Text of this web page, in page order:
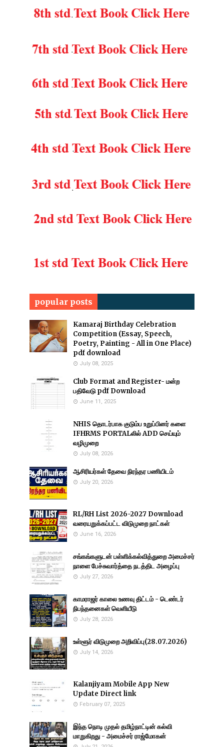
popular posts
Kamaraj Birthday Celebration
Competition (Essay, Speech,
Poetry, Painting - All in One Place)
pdf download
July 08, 2025
Club Format and Register- மன்ற
பதிவேடு pdf Download
June 11, 2025
NHIS தொடர்பாக குடும்ப உறுப்பினர் களை
IFHRMS PORTALலில் ADD செய்யும்
வழிமுறை
July 08, 2026
ஆசிரியர்கள் தேவை நிரந்தர பணியிடம்
July 20, 2026
RL/RH List 2026-2027 Download
வரையறுக்கப்பட்ட விடுமுறை நாட்கள்
June 16, 2026
சங்கங்களுடன் பள்ளிக்கல்வித்துறை அமைச்சர்
நாளை பேச்சுவார்த்தை நடத்திட அழைப்பு
July 27, 2026
காமராஜர் காலை உணவு திட்டம் - டெண்டர்
நிபந்தனைகள் வெளியீடு
July 28, 2026
உள்ளூர் விடுமுறை அறிவிப்பு(28.07.2026)
July 14, 2026
Kalanjiyam Mobile App New
Update Direct link
February 07, 2025
இந்த நொடி முதல் தமிழ்நாட்டின் கல்வி
மாறுகிறது - அமைச்சர் ராஜ்மோகன்